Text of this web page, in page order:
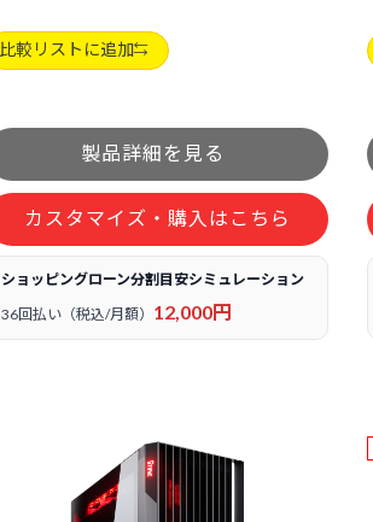
比較リストに追加
カスタマイズ・購入はこちら
ショッピングローン分割目安シミュレーション
36回払い（税込/月額） 12,000円